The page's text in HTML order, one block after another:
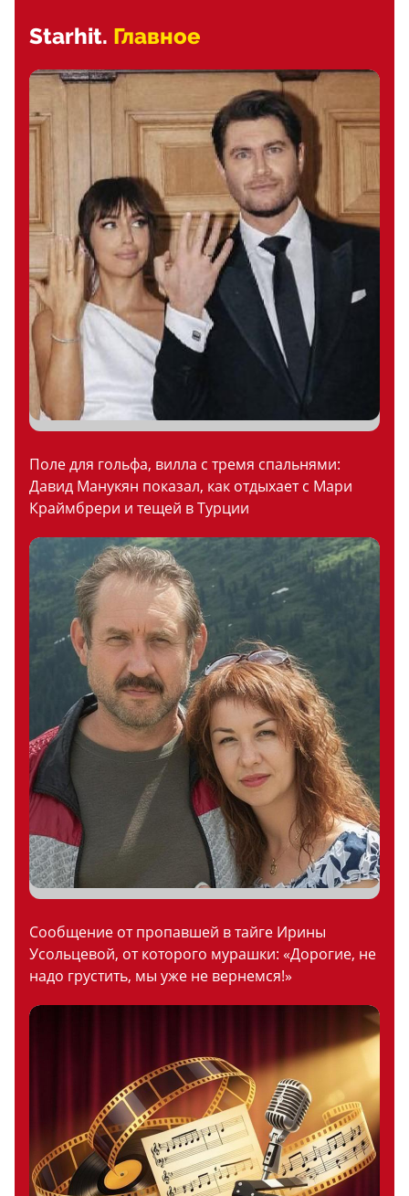
Starhit. Главное
Поле для гольфа, вилла с тремя спальнями:
Давид Манукян показал, как отдыхает с Мари
Краймбрери и тещей в Турции
Сообщение от пропавшей в тайге Ирины
Усольцевой, от которого мурашки: «Дорогие, не
надо грустить, мы уже не вернемся!»